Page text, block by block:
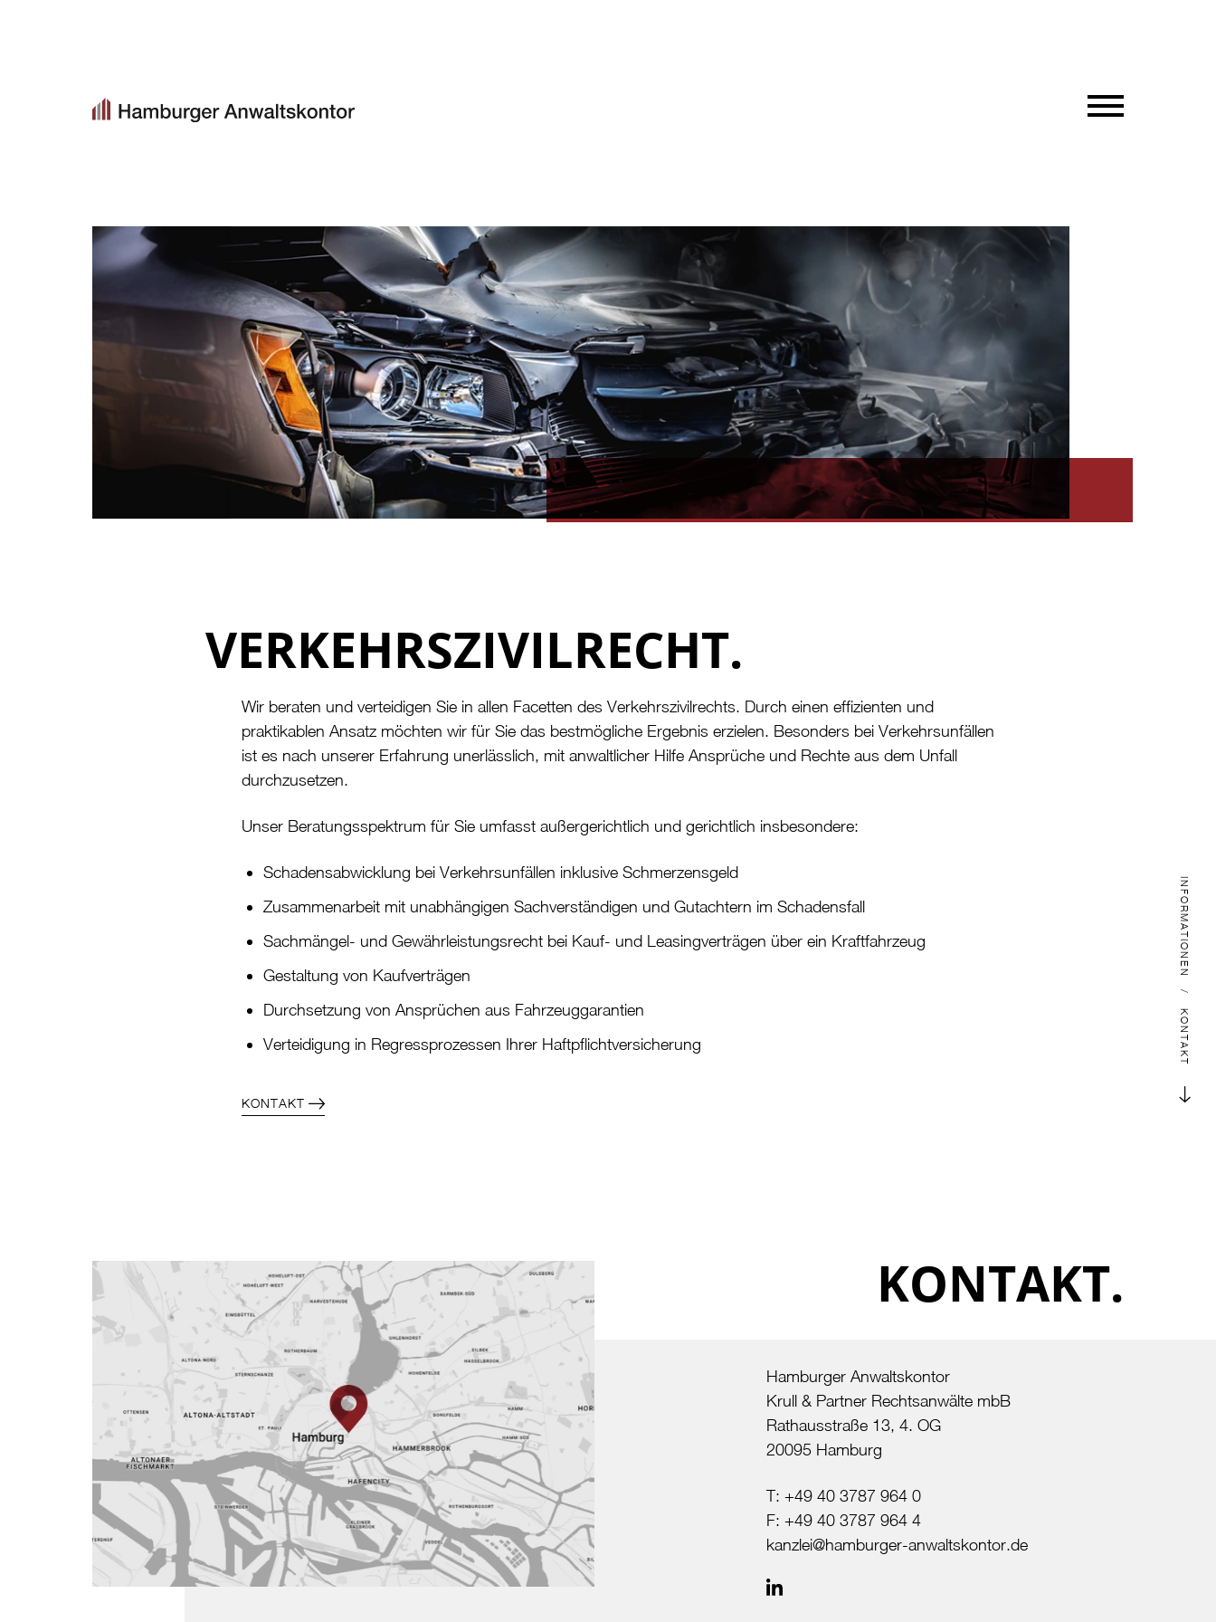
INFORMATIONEN
/
KONTAKT
VERKEHRSZIVILRECHT.
Wir beraten und verteidigen Sie in allen Facetten des Verkehrszivilrechts. Durch einen effizienten und
praktikablen Ansatz möchten wir für Sie das bestmögliche Ergebnis erzielen. Besonders bei Verkehrsunfällen
ist es nach unserer Erfahrung unerlässlich, mit anwaltlicher Hilfe Ansprüche und Rechte aus dem Unfall
durchzusetzen.
Unser Beratungsspektrum für Sie umfasst außergerichtlich und gerichtlich insbesondere:
Schadensabwicklung bei Verkehrsunfällen inklusive Schmerzensgeld
Zusammenarbeit mit unabhängigen Sachverständigen und Gutachtern im Schadensfall
Sachmängel- und Gewährleistungsrecht bei Kauf- und Leasingverträgen über ein Kraftfahrzeug
Gestaltung von Kaufverträgen
Durchsetzung von Ansprüchen aus Fahrzeuggarantien
Verteidigung in Regressprozessen Ihrer Haftpflichtversicherung
KONTAKT
KONTAKT.
Hamburger Anwaltskontor
Krull & Partner Rechtsanwälte mbB
Rathausstraße 13, 4. OG
20095 Hamburg
T: +49 40 3787 964 0
F: +49 40 3787 964 4
kanzlei@hamburger-anwaltskontor.de